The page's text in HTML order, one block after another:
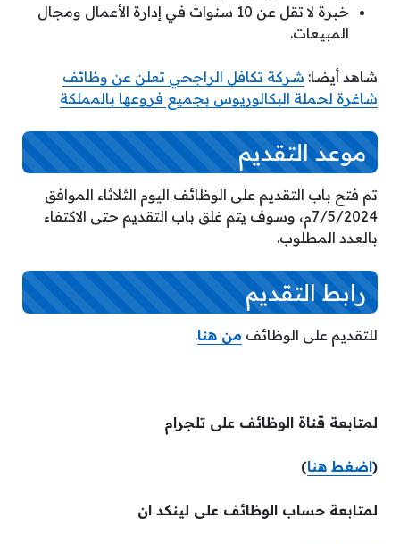
خبرة لا تقل عن 10 سنوات في إدارة الأعمال ومجال
المبيعات.
شاهد أيضا: شركة تكافل الراجحي تعلن عن وظائف
شاغرة لحملة البكالوريوس بجميع فروعها بالمملكة
موعد التقديم
تم فتح باب التقديم على الوظائف اليوم الثلاثاء الموافق
7/5/2024م، وسوف يتم غلق باب التقديم حتى الاكتفاء
بالعدد المطلوب.
رابط التقديم
للتقديم على الوظائف من هنا.
لمتابعة قناة الوظائف على تلجرام
(اضغط هنا)
لمتابعة حساب الوظائف على لينكد ان